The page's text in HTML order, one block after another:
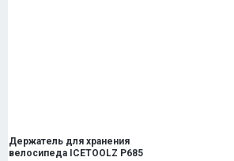
Держатель для хранения
велосипеда ICETOOLZ P685